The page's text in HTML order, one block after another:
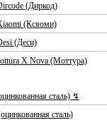
(Диркод)
(Ксяоми)
(Деси)
X Nova (Моттура)
сталь) ↯
сталь)